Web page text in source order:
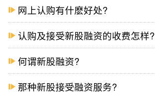
网上认购有什麽好处?
认购及接受新股融资的收费怎样?
何谓新股融资?
那种新股接受融资服务?